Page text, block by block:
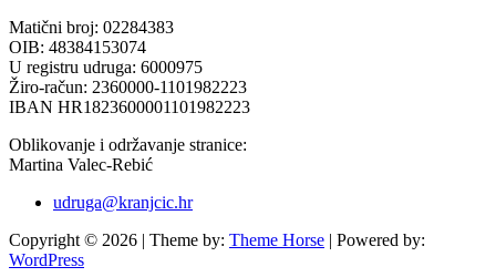
Matični broj: 02284383
OIB: 48384153074
U registru udruga: 6000975
Žiro-račun: 2360000-1101982223
IBAN HR1823600001101982223
Oblikovanje i održavanje stranice:
Martina Valec-Rebić
udruga@kranjcic.hr
Copyright © 2026 | Theme by: Theme Horse | Powered by:
WordPress